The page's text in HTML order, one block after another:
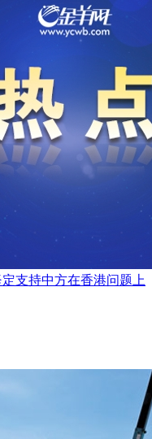
支持中方在香港问题上